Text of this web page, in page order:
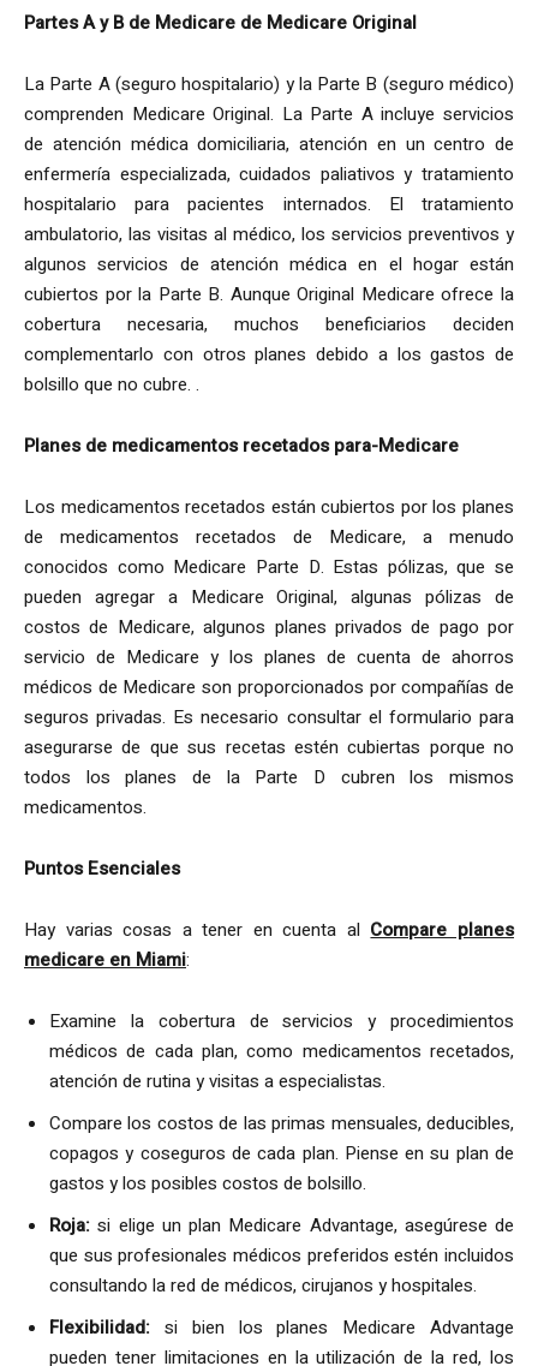
Partes A y B de Medicare de Medicare Original
La Parte A (seguro hospitalario) y la Parte B (seguro médico)
comprenden Medicare Original. La Parte A incluye servicios
de atención médica domiciliaria, atención en un centro de
enfermería especializada, cuidados paliativos y tratamiento
hospitalario para pacientes internados. El tratamiento
ambulatorio, las visitas al médico, los servicios preventivos y
algunos servicios de atención médica en el hogar están
cubiertos por la Parte B. Aunque Original Medicare ofrece la
cobertura necesaria, muchos beneficiarios deciden
complementarlo con otros planes debido a los gastos de
bolsillo que no cubre. .
Planes de medicamentos recetados para-Medicare
Los medicamentos recetados están cubiertos por los planes
de medicamentos recetados de Medicare, a menudo
conocidos como Medicare Parte D. Estas pólizas, que se
pueden agregar a Medicare Original, algunas pólizas de
costos de Medicare, algunos planes privados de pago por
servicio de Medicare y los planes de cuenta de ahorros
médicos de Medicare son proporcionados por compañías de
seguros privadas. Es necesario consultar el formulario para
asegurarse de que sus recetas estén cubiertas porque no
todos los planes de la Parte D cubren los mismos
medicamentos.
Puntos Esenciales
Hay varias cosas a tener en cuenta al Compare planes
medicare en Miami:
Examine la cobertura de servicios y procedimientos
médicos de cada plan, como medicamentos recetados,
atención de rutina y visitas a especialistas.
Compare los costos de las primas mensuales, deducibles,
copagos y coseguros de cada plan. Piense en su plan de
gastos y los posibles costos de bolsillo.
Roja:si elige un plan Medicare Advantage, asegúrese de
que sus profesionales médicos preferidos estén incluidos
consultando la red de médicos, cirujanos y hospitales.
Flexibilidad: si bien los planes Medicare Advantage
pueden tener limitaciones en la utilización de la red, los